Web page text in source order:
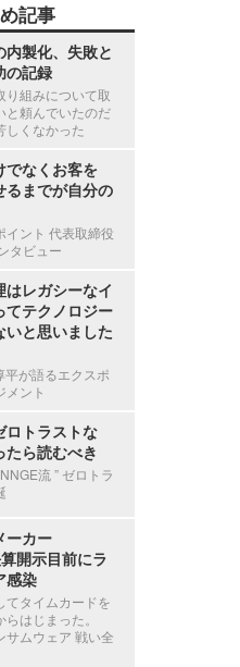
記事
内製化、失敗と
の記録
り組みについて取
と頼んでいたのだ
しくなかった
でなくお客を
るまでが自分の
イント 代表取締役
タビュー
はレガシーなイ
てテクノロジー
いと思いました
が語るエクスポ
メント
ロトラストな
ら読むべき
流 ” ゼロトラ
ーカー
開示目前にラ
感染
てタイムカードを
はじまった。
サムウェア 戦い全